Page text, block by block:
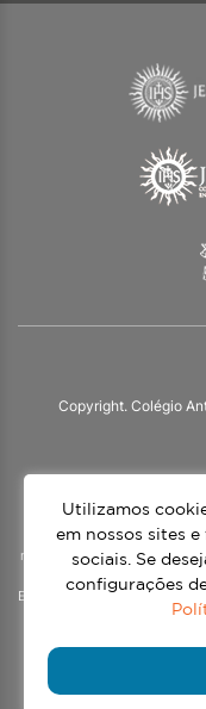
Copyright. Colégio
O Colégio Antônio Vieira
práticas impulsionadas
nossa identidade e das
em mais de 60 países.
Ensino Médio, nos turnos
Utilizamos
em nossos sites
sociais. Se
configurações